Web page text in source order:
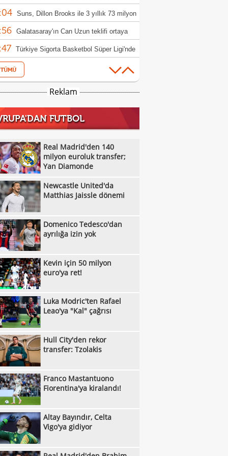
değildi"
Suns, Dillon Brooks ile 3 yıllık 73 milyon
yeni sözleşme imzaladı
Galatasaray'ın Can Uzun teklifi ortaya
Türkiye Sigorta Basketbol Süper Ligi'nde
çekildiReal Madrid'den 140 milyon euroluk
Yan Diamonde
Rakipten Beşiktaş'a Orkun Kökçü
Trabzonspor'da Darwin Nunez gelişmesi!
sözleşmesi uzatıldı
Jose Mourinho'dan Arda Güler çıkışı!
Rafael Leao'ya havalimanında
forması sürprizi
Zeynep Sönmez, Kanada Açık
veda etti
Beşiktaş'tan Milan çıkarması: Youssouf
Beşiktaş'ın Sörloth teklifi ortaya çıktı!
Skriniar-Ake ikilisi için flaş iddia!
Galatasaray'ın Batrakov transferinde
krizi!
Galatasaray, Chemsdine Talbi'yi takibe
Kerem Aktürkoğlu için dikkat çeken
G.Saray'da transfer sessizliği: 6 yılın en
rakamıTrabzonspor'un Salah karşılamasını
konuşuyor...
Galatasaray, Benjamin Pavard
Osimhen, Icardi sonrası teklifi reddetti
Yazarlardan Fenerbahçe
"Trabzonspor, Salah'ın parasını çıkardı
Hradec Kralove - Beşiktaş: Muhtemel
Reklam
FUTBOL
Real Madrid'den 140
milyon euroluk transfer;
Yan Diamonde
Newcastle United'da
Matthias Jaissle dönemi
Domenico Tedesco'dan
ayrılığa izin yok
Kevin için 50 milyon
euro'ya ret!
Luka Modric'ten Rafael
Leao'ya "Kal" çağrısı
Hull City'den rekor
transfer: Tzolakis
Franco Mastantuono
Fiorentina'ya kiralandı!
Altay Bayındır, Celta
Vigo'ya gidiyor